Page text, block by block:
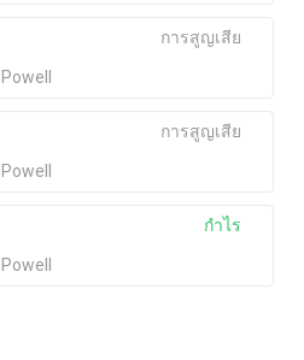
การสูญเสีย
การสูญเสีย
กำไร